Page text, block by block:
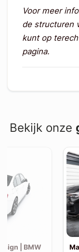
Voor meer
de structuren
kunt op
pagina.
Bekijk onze
| BMW